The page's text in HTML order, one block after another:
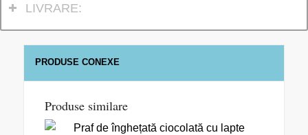
LIVRARE:
PRODUSE CONEXE
Produse similare